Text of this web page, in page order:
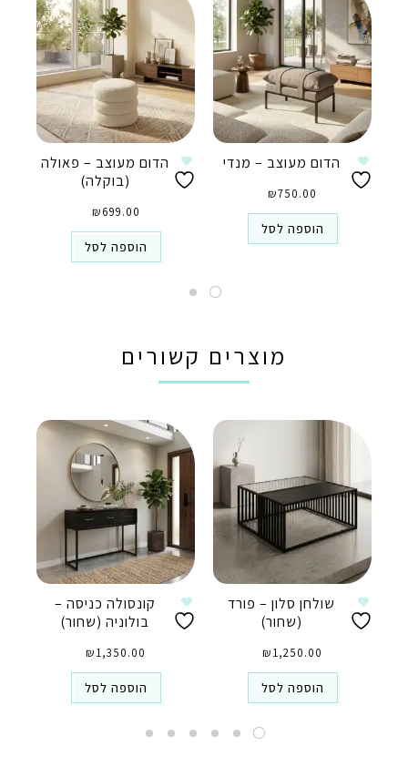
הדום מעוצב – מנדי
₪750.00
הוספה לסל
הדום מעוצב – פאולה
(בוקלה)
₪699.00
הוספה לסל
מוצרים קשורים
שולחן סלון – פורד
(שחור)
₪1,250.00
הוספה לסל
קונסולה כניסה –
בולוניה (שחור)
₪1,350.00
הוספה לסל